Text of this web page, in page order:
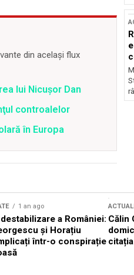
din același flux
lui Nicușor Dan
controalelor
în Europa
1 an ago
a României:
și Horațiu
într-o conspirație
Călin